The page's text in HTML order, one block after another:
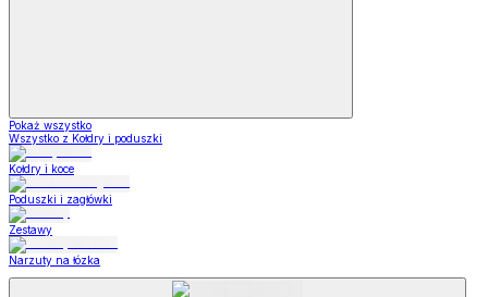
Pokaż wszystko
Wszystko z Kołdry i poduszki
Kołdry i koce
Poduszki i zagłówki
Zestawy
Narzuty na łózka